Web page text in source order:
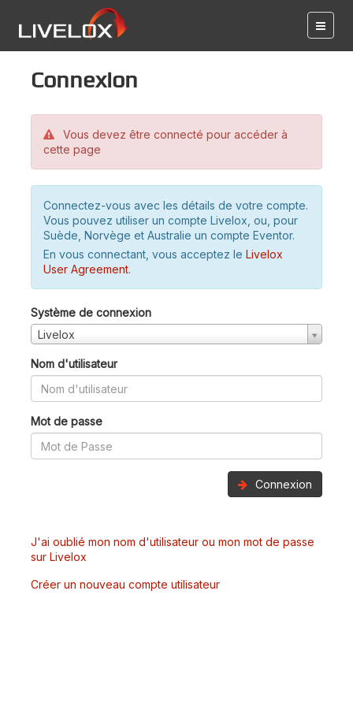
Connexion
Vous devez être connecté pour accéder à
cette page
Connectez-vous avec les détails de votre compte.
Vous pouvez utiliser un compte Livelox, ou, pour
Suède, Norvège et Australie un compte Eventor.
En vous connectant, vous acceptez le Livelox
User Agreement.
Système de connexion
Livelox
Nom d'utilisateur
Mot de passe
Connexion
J'ai oublié mon nom d'utilisateur ou mon mot de passe
sur Livelox
Créer un nouveau compte utilisateur